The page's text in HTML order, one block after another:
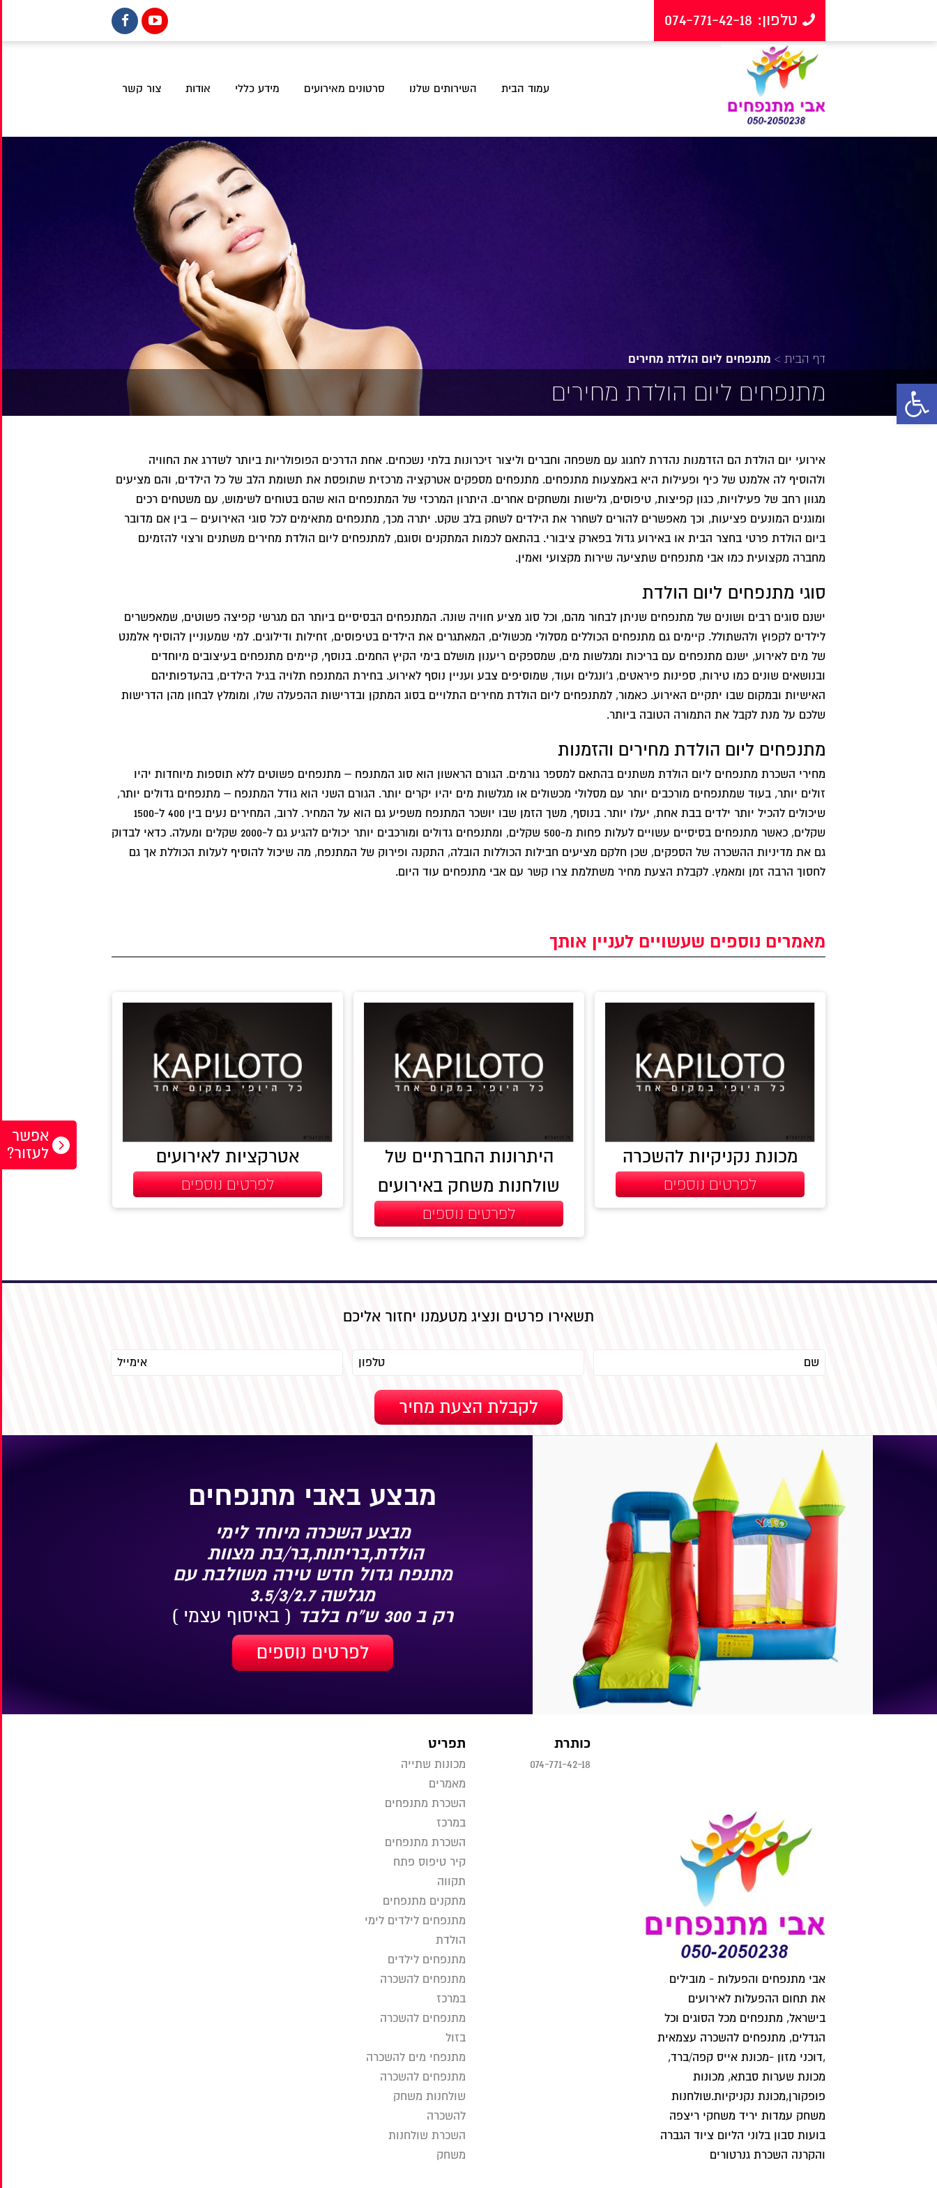
פתח סרגל נגישות
טלפון: 074-771-42-18
עמוד הבית השירותים שלנו סרטונים מאירועים מידע כללי אודות צור קשר
דף הבית > מתנפחים ליום הולדת מחירים
מתנפחים ליום הולדת מחירים
אירועי יום הולדת הם הזדמנות נהדרת לחגוג עם משפחה וחברים וליצור זיכרונות בלתי נשכחים. אחת הדרכים הפופולריות ביותר לשדרג את החוויה
ולהוסיף לה אלמנט של כיף ופעילות היא באמצעות מתנפחים. מתנפחים מספקים אטרקציה מרכזית שתופסת את תשומת הלב של כל הילדים, והם מציעים
מגוון רחב של פעילויות, כגון קפיצות, טיפוסים, גלישות ומשחקים אחרים. היתרון המרכזי של המתנפחים הוא שהם בטוחים לשימוש, עם משטחים רכים
ומוגנים המונעים פציעות, וכך מאפשרים להורים לשחרר את הילדים לשחק בלב שקט. יתרה מכך, מתנפחים מתאימים לכל סוגי האירועים – בין אם מדובר
ביום הולדת פרטי בחצר הבית או באירוע גדול בפארק ציבורי. בהתאם לכמות המתקנים וסוגם, למתנפחים ליום הולדת מחירים משתנים ורצוי להזמינם
מחברה מקצועית כמו אבי מתנפחים שתציעה שירות מקצועי ואמין.
סוגי מתנפחים ליום הולדת
ישנם סוגים רבים ושונים של מתנפחים שניתן לבחור מהם, וכל סוג מציע חוויה שונה. המתנפחים הבסיסיים ביותר הם מגרשי קפיצה פשוטים, שמאפשרים
לילדים לקפוץ ולהשתולל. קיימים גם מתנפחים הכוללים מסלולי מכשולים, המאתגרים את הילדים בטיפוסים, זחילות ודילוגים. למי שמעוניין להוסיף אלמנט
של מים לאירוע, ישנם מתנפחים עם בריכות ומגלשות מים, שמספקים ריענון מושלם בימי הקיץ החמים. בנוסף, קיימים מתנפחים בעיצובים מיוחדים
ובנושאים שונים כמו טירות, ספינות פיראטים, ג'ונגלים ועוד, שמוסיפים צבע ועניין נוסף לאירוע. בחירת המתנפח תלויה בגיל הילדים, בהעדפותיהם
האישיות ובמקום שבו יתקיים האירוע. כאמור, למתנפחים ליום הולדת מחירים התלויים בסוג המתקן ובדרישות ההפעלה שלו, ומומלץ לבחון מהן הדרישות
שלכם על מנת לקבל את התמורה הטובה ביותר.
מתנפחים ליום הולדת מחירים והזמנות
מחירי השכרת מתנפחים ליום הולדת משתנים בהתאם למספר גורמים. הגורם הראשון הוא סוג המתנפח – מתנפחים פשוטים ללא תוספות מיוחדות יהיו
זולים יותר, בעוד שמתנפחים מורכבים יותר עם מסלולי מכשולים או מגלשות מים יהיו יקרים יותר. הגורם השני הוא גודל המתנפח – מתנפחים גדולים יותר,
שיכולים להכיל יותר ילדים בבת אחת, יעלו יותר. בנוסף, משך הזמן שבו יושכר המתנפח משפיע גם הוא על המחיר. לרוב, המחירים נעים בין 400 ל-1500
שקלים, כאשר מתנפחים בסיסיים עשויים לעלות פחות מ-500 שקלים, ומתנפחים גדולים ומורכבים יותר יכולים להגיע גם ל-2000 שקלים ומעלה. כדאי לבדוק
גם את מדיניות ההשכרה של הספקים, שכן חלקם מציעים חבילות הכוללות הובלה, התקנה ופירוק של המתנפח, מה שיכול להוסיף לעלות הכוללת אך גם
לחסוך הרבה זמן ומאמץ. לקבלת הצעת מחיר משתלמת צרו קשר עם אבי מתנפחים עוד היום.
מאמרים נוספים שעשויים לעניין אותך
מכונת נקניקיות להשכרה
לפרטים נוספים
היתרונות החברתיים של
שולחנות משחק באירועים
לפרטים נוספים
אטרקציות לאירועים
לפרטים נוספים
אפשר
לעזור?
תשאירו פרטים ונציג מטעמנו יחזור אליכם
מבצע באבי מתנפחים
מבצע השכרה מיוחד לימי
הולדת,בריתות,בר/בת מצוות
מתנפח גדול חדש טירה משולבת עם
מגלשה 3.5/3/2.7
רק ב 300 ש"ח בלבד
( באיסוף עצמי )
לפרטים נוספים
אבי מתנפחים והפעלות - מובילים
את תחום ההפעלות לאירועים
בישראל, מתנפחים מכל הסוגים וכל
הגדלים, מתנפחים להשכרה עצמאית
,דוכני מזון -מכונת אייס קפה/ברד,
מכונת שערות סבתא, מכונות
פופקורן,מכונת נקניקיות.שולחנות
משחק עמדות יריד משחקי ריצפה
בועות סבון בלוני הליום ציוד הגברה
והקרנה השכרת גנרטורים
כותרת
074-771-42-18
תפריט
מכונות שתייה
מאמרים
השכרת מתנפחים
במרכז
השכרת מתנפחים
קיר טיפוס פתח
תקווה
מתקנים מתנפחים
מתנפחים לילדים לימי
הולדת
מתנפחים לילדים
מתנפחים להשכרה
במרכז
מתנפחים להשכרה
בזול
מתנפחי מים להשכרה
מתנפחים להשכרה
שולחנות משחק
להשכרה
השכרת שולחנות
משחק